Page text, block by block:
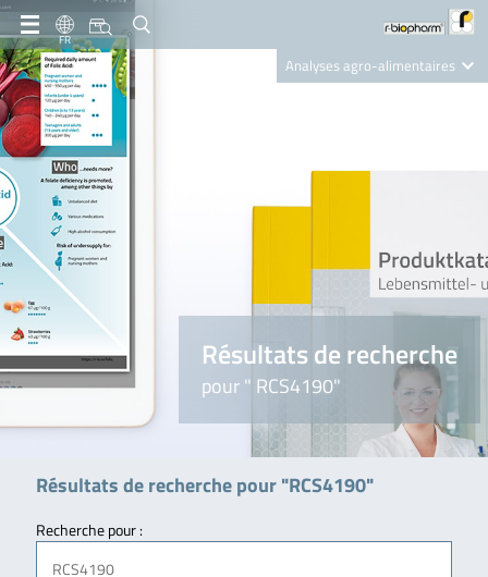
FR
Analyses agro-alimentaires
Nutrition Care
Résultats de recherche
pour " RCS4190"
Résultats de recherche pour "RCS4190"
Recherche pour :